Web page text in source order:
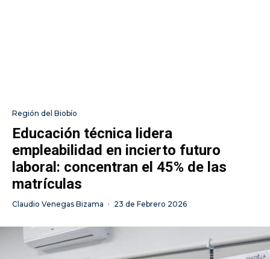
Región del Biobío
Educación técnica lidera
empleabilidad en incierto futuro
laboral: concentran el 45% de las
matrículas
Claudio Venegas Bizama · 23 de Febrero 2026